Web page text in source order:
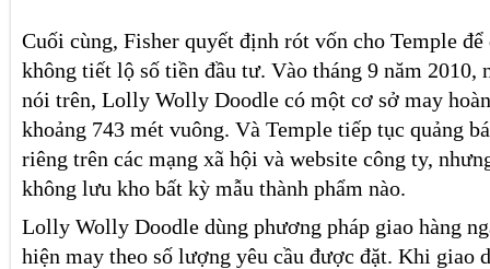
Cuối cùng, Fisher quyết định rót vốn cho Temple
không tiết lộ số tiền đầu tư. Vào tháng 9 năm 2010,
nói trên, Lolly Wolly Doodle có một cơ sở may
khoảng 743 mét vuông. Và Temple tiếp tục quảng
riêng trên các mạng xã hội và website công ty,
không lưu kho bất kỳ mẫu thành phẩm nào.
Lolly Wolly Doodle dùng phương pháp giao hàng
hiện may theo số lượng yêu cầu được đặt. Khi giao